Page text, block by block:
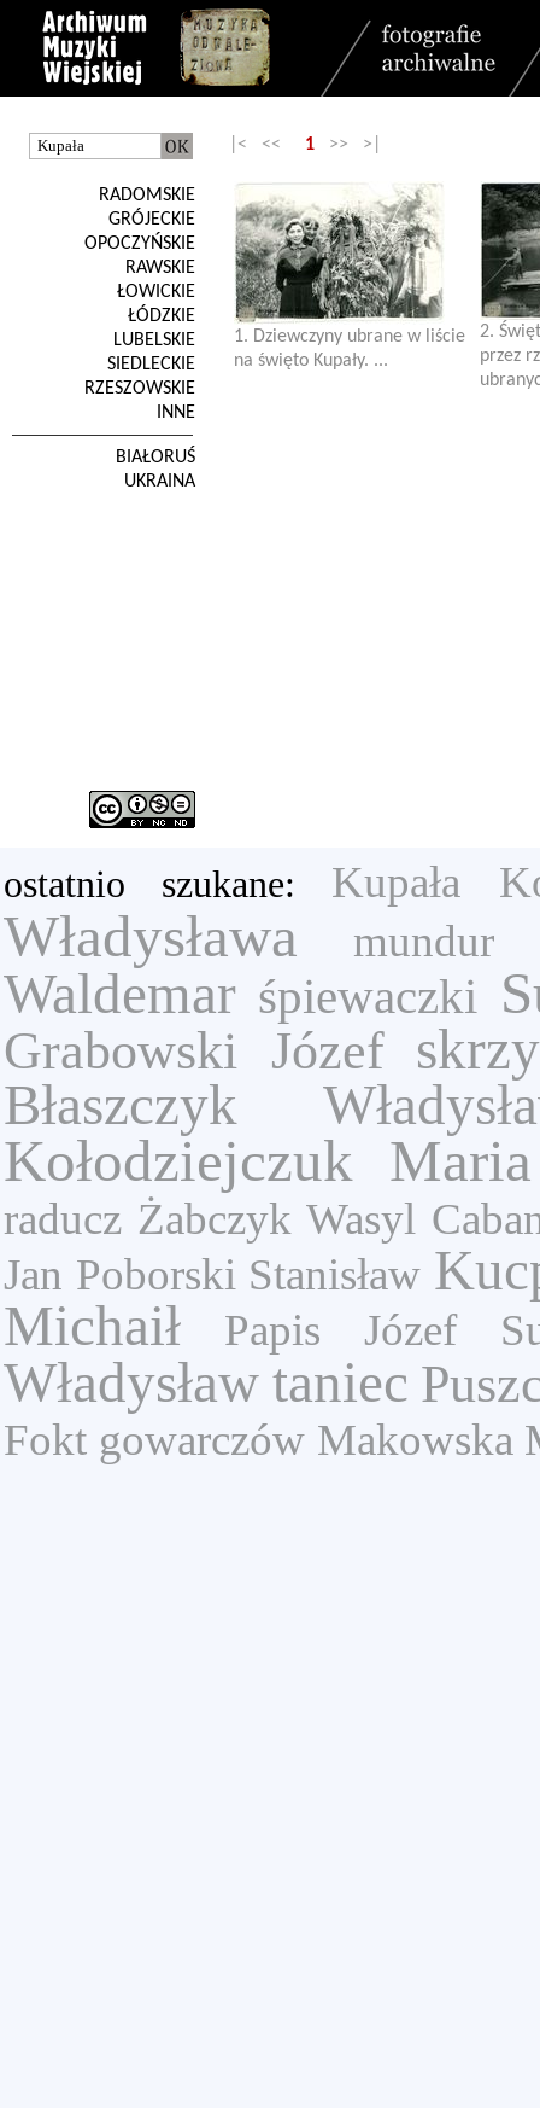
RADOMSKIE
GRÓJECKIE
OPOCZYŃSKIE
RAWSKIE
ŁOWICKIE
ŁÓDZKIE
LUBELSKIE
SIEDLECKIE
RZESZOWSKIE
INNE
BIAŁORUŚ
UKRAINA
|< << 1 >> >|
1. Dziewczyny ubrane w liście
na święto Kupały. ...
2.
przez
ostatnio szukane: Kupała
Władysława mundur
Waldemar śpiewaczki
Grabowski Józef
Błaszczyk
Kołodziejczuk Maria
raducz Żabczyk Wasyl
Jan Poborski Stanisław
Michaił
Papis Józef
Władysław taniec
Fokt gowarczów Makowska